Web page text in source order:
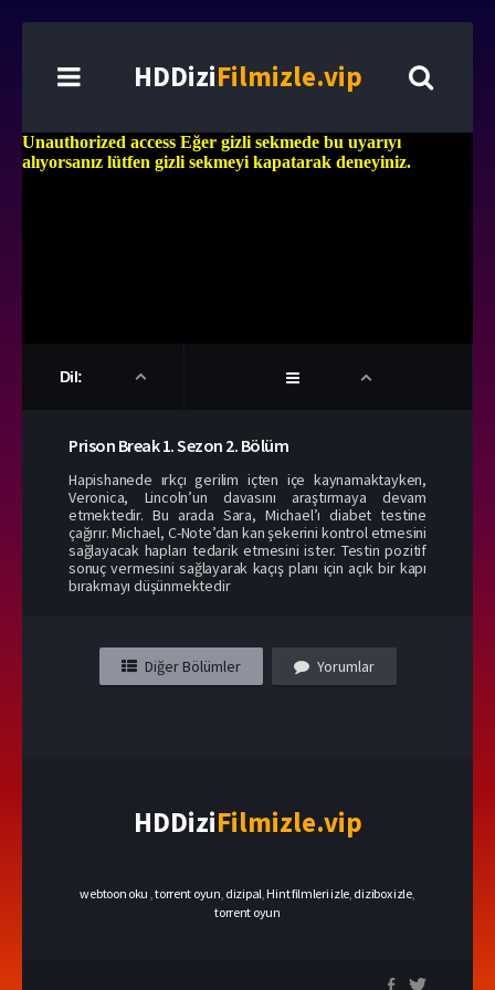
HDDiziFilmizle.vip
Dil:
Prison Break 1. Sezon 2. Bölüm
Hapishanede ırkçı gerilim içten içe kaynamaktayken,
Veronica, Lincoln’un davasını araştırmaya devam
etmektedir. Bu arada Sara, Michael’ı diabet testine
çağırır. Michael, C-Note’dan kan şekerini kontrol etmesini
sağlayacak hapları tedarik etmesini ister. Testin pozitif
sonuç vermesini sağlayarak kaçış planı için açık bir kapı
bırakmayı düşünmektedir
Diğer Bölümler Yorumlar
HDDiziFilmizle.vip
webtoon oku ,torrent oyun dizipal Hint filmleri izle dizibox izle,
torrent oyun